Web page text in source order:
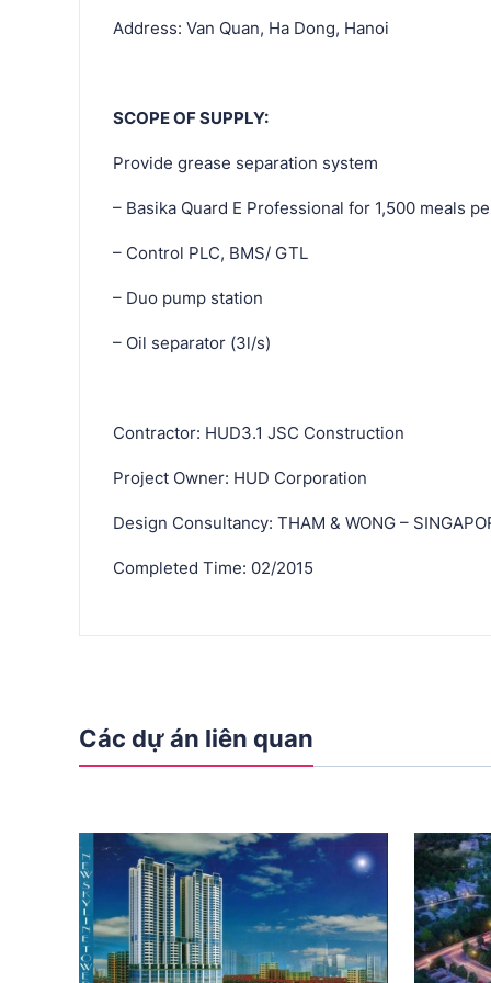
Address: Van Quan, Ha Dong, Hanoi
SCOPE OF SUPPLY:
Provide grease separation system
– Basika Quard E Professional for 1,500 meals
– Control PLC, BMS/ GTL
– Duo pump station
– Oil separator (3l/s)
Contractor: HUD3.1 JSC Construction
Project Owner: HUD Corporation
Design Consultancy: THAM & WONG –
Completed Time: 02/2015
Các dự án liên quan